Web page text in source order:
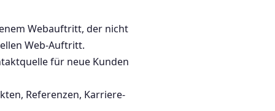
Webauftritt, der nicht
Web-Auftritt.
für neue Kunden
Referenzen, Karriere-